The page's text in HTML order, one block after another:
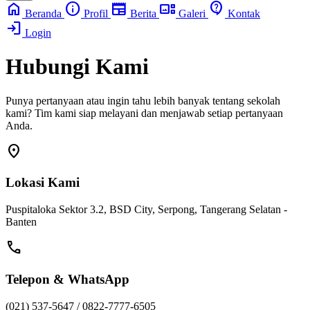
home Beranda info Profil newspaper Berita gallery_thumbnail Galeri contact_support Kontak
login Login
Hubungi Kami
Punya pertanyaan atau ingin tahu lebih banyak tentang sekolah
kami? Tim kami siap melayani dan menjawab setiap pertanyaan
Anda.
location_on
Lokasi Kami
Puspitaloka Sektor 3.2, BSD City, Serpong, Tangerang Selatan -
Banten
call
Telepon & WhatsApp
(021) 537-5647 / 0822-7777-6505